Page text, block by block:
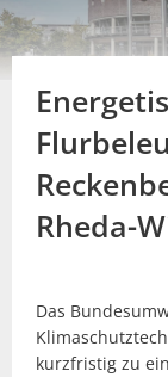
Rheda-
Das
kurzfristig zu